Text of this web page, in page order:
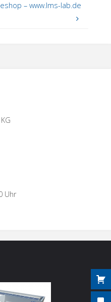
– www.lms-lab.de
Uhr